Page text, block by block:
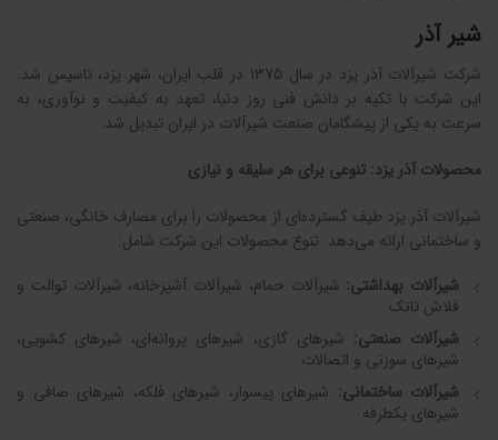
شیر آذر
شرکت شیرآلات آذر یزد در سال 1375 در قلب ایران، شهر یزد، تاسیس شد.
این شرکت با تکیه بر دانش فنی روز دنیا، تعهد به کیفیت و نوآوری، به
سرعت به یکی از پیشگامان صنعت شیرآلات در ایران تبدیل شد.
محصولات آذر یزد: تنوعی برای هر سلیقه و نیازی
شیرآلات آذر یزد طیف گسترده‌ای از محصولات را برای مصارف خانگی، صنعتی
و ساختمانی ارائه می‌دهد. تنوع محصولات این شرکت شامل:
شیرآلات بهداشتی: شیرآلات حمام، شیرآلات آشپزخانه، شیرآلات توالت و
فلاش تانک
شیرآلات صنعتی: شیرهای گازی، شیرهای پروانه‌ای، شیرهای کشویی،
شیرهای سوزنی و اتصالات
شیرآلات ساختمانی: شیرهای پیسوار، شیرهای فلکه، شیرهای صافی و
شیرهای یکطرفه